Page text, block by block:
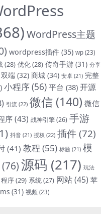
WordPress主题
wordpress插件 (35) wp (23)
(28) 优化(28) 传奇手游 (31) 分享
双端 (32) 商城 (34) 安卓 (21) 完整
小程序(56) 平台 (38) 开源
引流 (22) 微信 (140) 微信
序(43) 战神引擎(26) 手游
抖音 (21) 授权 (22) 插件 (72)
(41) 教程 (55) 标题 (21) 模
(76)源码 (217) 玩法
程序(29) 系统(27) 网站(45) 苹
(31) 视频 (23)